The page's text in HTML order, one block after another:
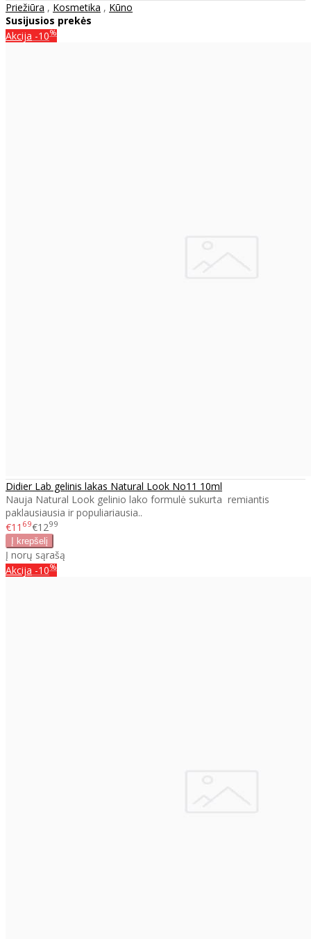
Priežiūra , Kosmetika , Kūno
Susijusios prekės
Akcija -10%
Didier Lab gelinis lakas Natural Look No11 10ml
Nauja Natural Look gelinio lako formulė sukurta remiantis
paklausiausia ir populiariausia..
€11 69€1299
Į norų sąrašą
Akcija -10%